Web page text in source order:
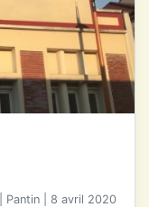
Pantin | 8 avril 2020